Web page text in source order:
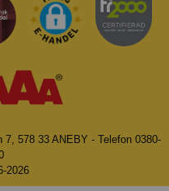
578 33 ANEBY - Telefon 0380-
2026